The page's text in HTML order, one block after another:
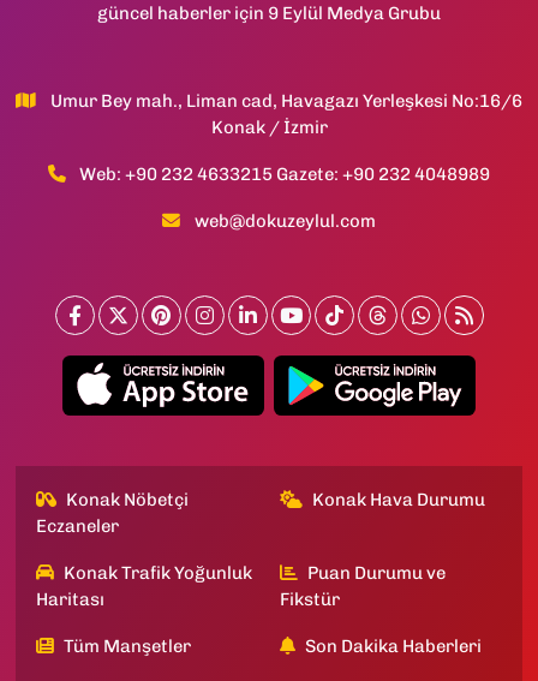
güncel haberler için 9 Eylül Medya Grubu
Umur Bey mah., Liman cad, Havagazı Yerleşkesi No:16/6
Konak / İzmir
Web: +90 232 4633215 Gazete: +90 232 4048989
web@dokuzeylul.com
Konak Nöbetçi
Eczaneler
Konak Hava Durumu
Konak Trafik Yoğunluk
Haritası
Puan Durumu ve
Fikstür
Tüm Manşetler Son Dakika Haberleri